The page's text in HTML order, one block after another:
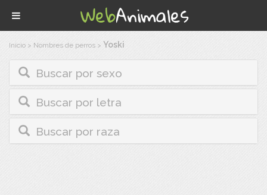
Inicio > Nombres de perros > Yoski
Buscar por sexo
Buscar por letra
Buscar por raza